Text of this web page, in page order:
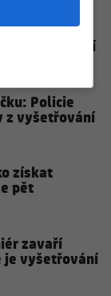
zásadní
Policie
z vyšetřování
získat
pět
zavaří
je vyšetřování